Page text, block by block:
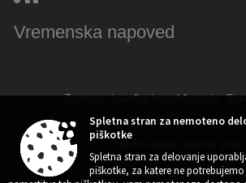
Vremenska napoved
Zasnova, izvedba in vzdrževanje:
Center za varstvo osebnih
Spletna stran za nemoteno
piškotke
Spletna stran za delovanje
piškotke, za katere ne